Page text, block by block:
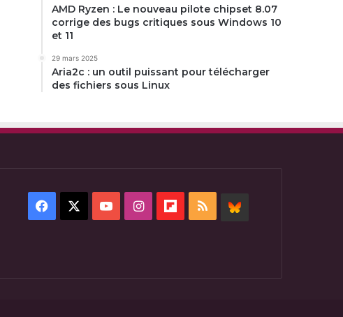
AMD Ryzen : Le nouveau pilote chipset 8.07
corrige des bugs critiques sous Windows 10
et 11
29 mars 2025
Aria2c : un outil puissant pour télécharger
des fichiers sous Linux
Facebook YouTubeInstagramFlipboard
RSS